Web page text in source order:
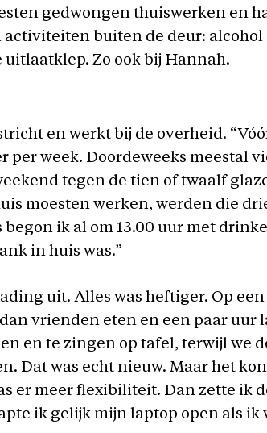
gedwongen thuiswerken en
buiten de deur: alcohol
Zo ook bij Hannah.
en werkt bij de overheid.
per week. Doordeweeks meestal
tegen de tien of twaalf
moesten werken, werden die
begon ik al om 13.00 uur met
in huis was.”
uit. Alles was heftiger. Op een
vrienden eten en een paar uur
en te zingen op tafel, terwijl we
Dat was echt nieuw. Maar het
er meer flexibiliteit. Dan zette ik
ik gelijk mijn laptop open als ik